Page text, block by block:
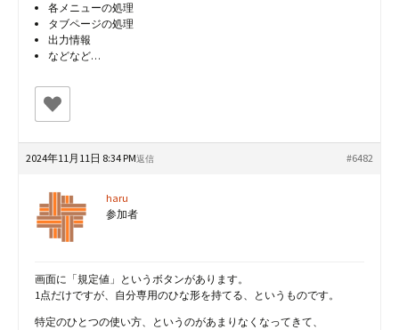
各メニューの処理
タブページの処理
出力情報
などなど…
2024年11月11日 8:34 PM #6482
返信
haru
参加者
画面に「規定値」というボタンがあります。
1点だけですが、自分専用のひな形を持てる、というものです。
特定のひとつの使い方、というのがあまりなくなってきて、